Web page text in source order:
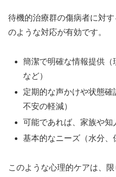
待機的治療群の傷病者に対
のような対応が有効です。
簡潔で明確な情報提供（
など）
定期的な声かけや状態確
不安の軽減）
可能であれば、家族や知
基本的なニーズ（水分
このような心理的ケアは、